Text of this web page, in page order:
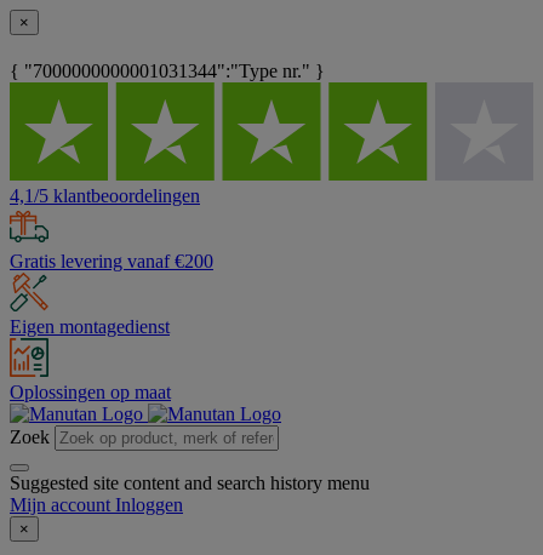
×
{ "7000000000001031344":"Type nr." }
4,1/5 klantbeoordelingen
Gratis levering vanaf €200
Eigen montagedienst
Oplossingen op maat
Zoek
Suggested site content and search history menu
Mijn account Inloggen
×